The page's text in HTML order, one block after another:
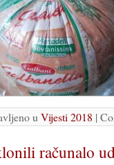
u Vijesti 2018 |
računalo